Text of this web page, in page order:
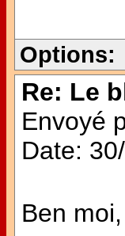
Options:
Re: Le
Envoyé
Date:
Ben